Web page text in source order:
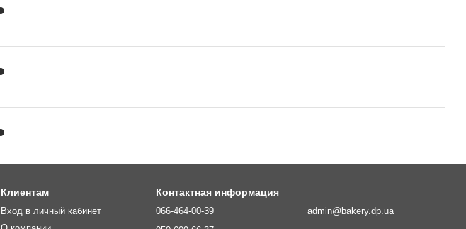
Клиентам
Вход в личный кабинет
Контактная информация
066-464-00-39
admin@bakery.dp.ua